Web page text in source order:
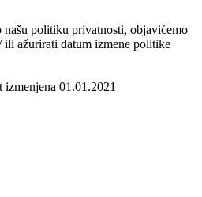
politiku privatnosti, objavićemo
ili ažurirati datum izmene politike
01.01.2021